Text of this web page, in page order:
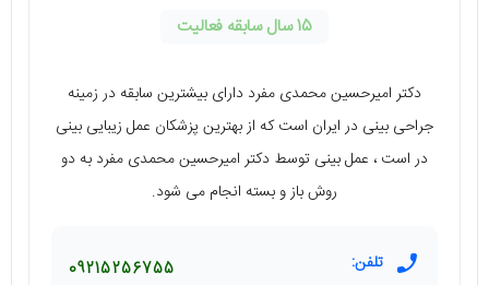
15 سال سابقه فعالیت
دکتر امیرحسین محمدی مفرد دارای بیشترین سابقه در زمینه
جراحی بینی در ایران است که از بهترین پزشکان عمل زیبایی بینی
در است ، عمل بینی توسط دکتر امیرحسین محمدی مفرد به دو
روش باز و بسته انجام می شود.
تلفن: 09215256755